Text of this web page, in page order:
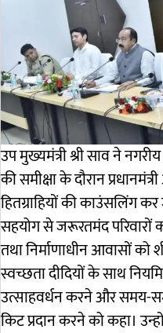
उप मुख्यमंत्री श्री साव ने
की समीक्षा के दौरान
हितग्राहियों की काउंसलिंग कर
सहयोग से जरूरतमंद परिवारों
तथा निर्माणाधीन आवासों को
स्वच्छता दीदियों के साथ
उत्साहवर्धन करने और समय-
किट प्रदान करने को कहा।